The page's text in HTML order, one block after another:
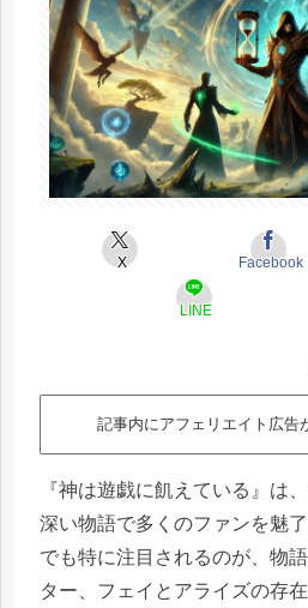
X Facebook
LINE
記事内にアフェリエイト広告
『神は遊戯に飢えている』は
深い物語で多くのファンを魅
でも特に注目されるのが、物
ター、フェイとアライズの存在